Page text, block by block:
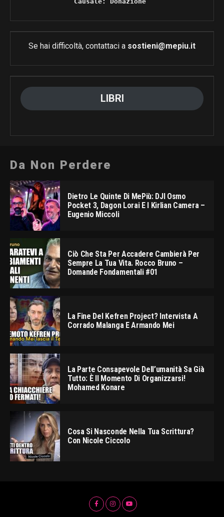
Se hai difficoltà, contattaci a sostieni@mepiu.it
LIBRI
Da Non Perdere
Dietro Le Quinte Di MePiù: DJI Osmo
Pocket 3, Dagon Lorai E I Kirlian Camera –
Eugenio Miccoli
Ciò Che Sta Per Accadere Cambierà Per
Sempre La Tua Vita. Rocco Bruno –
Domande Fondamentali #01
La Fine Del Kefren Project? Intervista A
Corrado Malanga E Armando Mei
La Parte Consapevole Dell’umanità Sa Già
Tutto: È Il Momento Di Organizzarsi!
Mohamed Konare
Cosa Si Nasconde Nella Tua Scrittura?
Con Nicole Ciccolo